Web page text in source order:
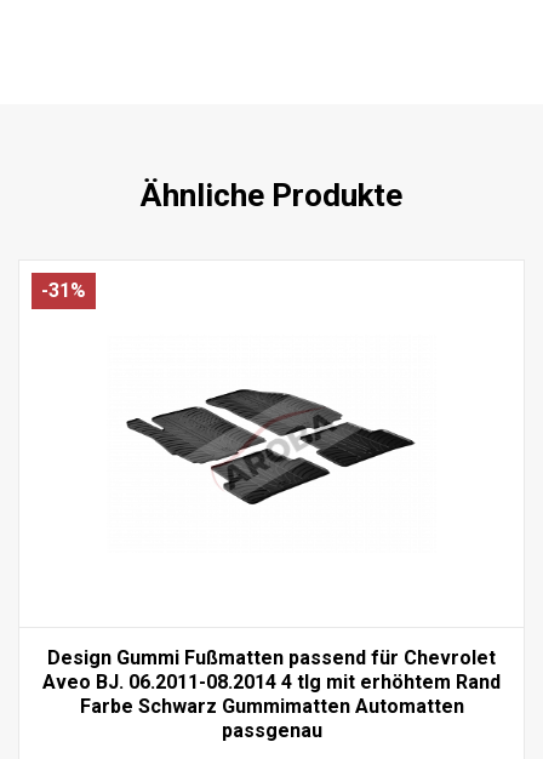
Ähnliche Produkte
-31%
Design Gummi Fußmatten passend für Chevrolet
Aveo BJ. 06.2011-08.2014 4 tlg mit erhöhtem Rand
Farbe Schwarz Gummimatten Automatten
passgenau